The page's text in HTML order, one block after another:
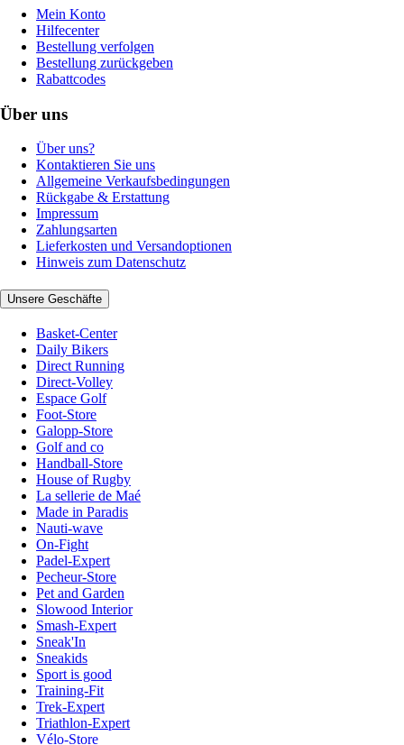
Mein Konto
Hilfecenter
Bestellung verfolgen
Bestellung zurückgeben
Rabattcodes
Über uns
Über uns?
Kontaktieren Sie uns
Allgemeine Verkaufsbedingungen
Rückgabe & Erstattung
Impressum
Zahlungsarten
Lieferkosten und Versandoptionen
Hinweis zum Datenschutz
Unsere Geschäfte
Basket-Center
Daily Bikers
Direct Running
Direct-Volley
Espace Golf
Foot-Store
Galopp-Store
Golf and co
Handball-Store
House of Rugby
La sellerie de Maé
Made in Paradis
Nauti-wave
On-Fight
Padel-Expert
Pecheur-Store
Pet and Garden
Slowood Interior
Smash-Expert
Sneak'In
Sneakids
Sport is good
Training-Fit
Trek-Expert
Triathlon-Expert
Vélo-Store